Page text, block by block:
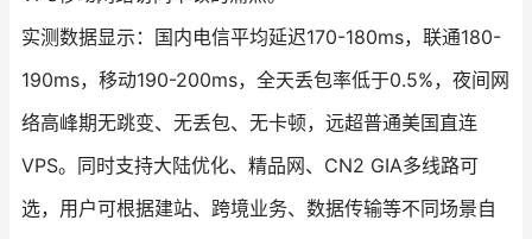
实测数据显示：国内电信平均延迟170-180ms，联通180-
190ms，移动190-200ms，全天丢包率低于0.5%，夜间网
络高峰期无跳变、无丢包、无卡顿，远超普通美国直连
VPS。同时支持大陆优化、精品网、CN2 GIA多线路可
选，用户可根据建站、跨境业务、数据传输等不同场景自